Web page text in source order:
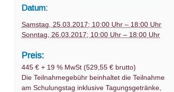
Datum:
Samstag, 25.03.2017; 10:00 Uhr – 18:00 Uhr
Sonntag, 26.03.2017; 10:00 Uhr – 18:00 Uhr
Preis:
445 € + 19 % MwSt (529,55 € brutto)
Die Teilnahmegebühr beinhaltet die Teilnahme
am Schulungstag inklusive Tagungsgetränke,